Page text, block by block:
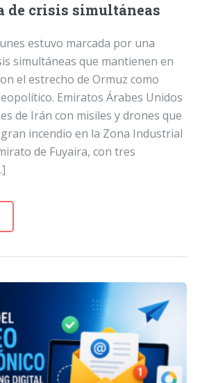
de crisis simultáneas
estuvo marcada por una
simultáneas que mantienen en
el estrecho de Ormuz como
Emiratos Árabes Unidos
de Irán con misiles y drones que
incendio en la Zona Industrial
de Fuyaira, con tres